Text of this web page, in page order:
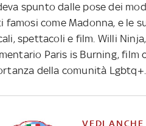
spunto dalle pose dei
famosi come Madonna, e le
spettacoli e film. Willi
Paris is Burning, film
della comunità Lgbtq+.
VEDI ANCHE